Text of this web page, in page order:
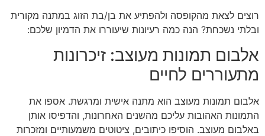
רוצים לצאת מהקופסה ולהפתיע את בן/בת הזוג במתנה מקורית
ובלתי נשכחת? הנה כמה רעיונות שיעוררו את הדמיון שלכם:
אלבום תמונות מעוצב: זיכרונות
מתעוררים לחיים
אלבום תמונות מעוצב הוא מתנה אישית ומרגשת. אספו את
התמונות האהובות עליכם מהשנים האחרונות, והדפיסו אותן
באלבום מעוצב. הוסיפו כיתובים, ציטוטים משמעותיים ומזכרות